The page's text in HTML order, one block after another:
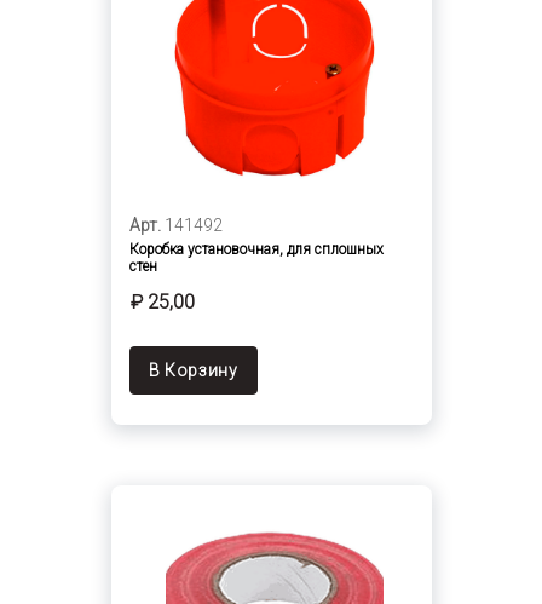
Арт. 141492
Коробка установочная, для сплошных
стен
₽ 25,00
В Корзину